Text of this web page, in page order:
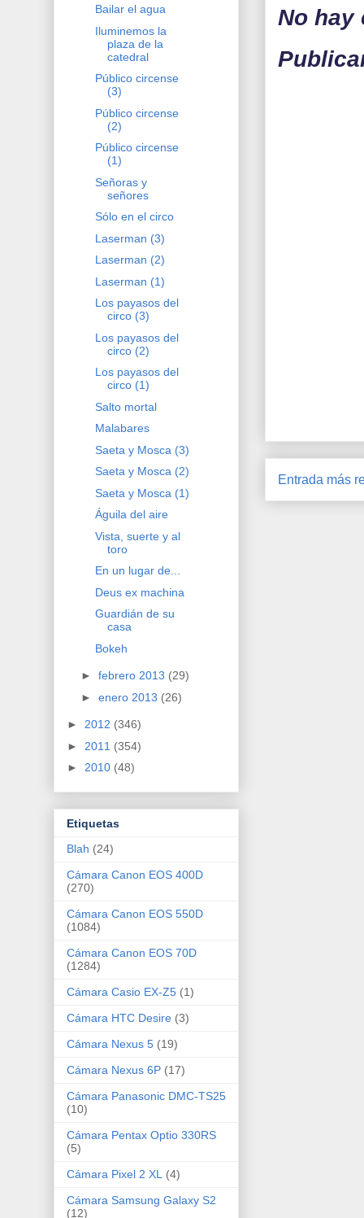
No hay
Entrada más
Bailar el agua
Iluminemos la
plaza de la
catedral
Público circense
(3)
Público circense
(2)
Público circense
(1)
Señoras y
señores
Sólo en el circo
Laserman (3)
Laserman (2)
Laserman (1)
Los payasos del
circo (3)
Los payasos del
circo (2)
Los payasos del
circo (1)
Salto mortal
Malabares
Saeta y Mosca (3)
Saeta y Mosca (2)
Saeta y Mosca (1)
Águila del aire
Vista, suerte y al
toro
En un lugar de...
Deus ex machina
Guardián de su
casa
Bokeh
► febrero 2013 (29)
► enero 2013 (26)
► 2012 (346)
► 2011 (354)
► 2010 (48)
Etiquetas
Blah (24)
Cámara Canon EOS 400D
(270)
Cámara Canon EOS 550D
(1084)
Cámara Canon EOS 70D
(1284)
Cámara Casio EX-Z5 (1)
Cámara HTC Desire (3)
Cámara Nexus 5 (19)
Cámara Nexus 6P (17)
Cámara Panasonic DMC-TS25
(10)
Cámara Pentax Optio 330RS
(5)
Cámara Pixel 2 XL
(4)
Cámara Samsung Galaxy S2
(12)